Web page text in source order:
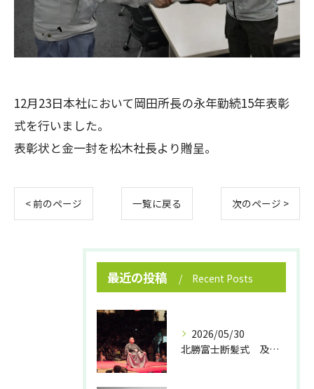
12月23日本社において岡田所長の永年勤続15年表彰
式を行いました。
表彰状と金一封を松木社長より贈呈。
< 前のページ 一覧に戻る 次のページ >
最近の投稿 Recent Posts
2026/05/30
北勝富士断髪式 及び 大山親方襲名披露式